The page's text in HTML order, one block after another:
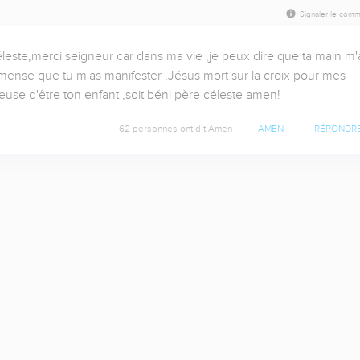
Signaler le
seigneur car dans ma vie ,je peux dire que ta main
que tu m'as manifester ,Jésus mort sur la croix pour mes
d'être ton enfant ,soit béni père céleste amen!
62 personnes ont dit Amen AMEN